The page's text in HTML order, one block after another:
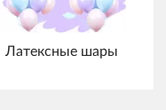
Латексные шары